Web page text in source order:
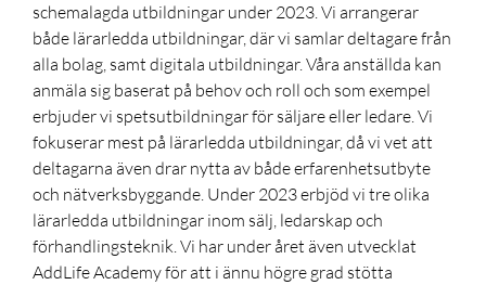
schemalagda utbildningar under 2023. Vi arrangerar
både lärarledda utbildningar, där vi samlar deltagare från
alla bolag, samt digitala utbildningar. Våra anställda kan
anmäla sig baserat på behov och roll och som exempel
erbjuder vi spetsutbildningar för säljare eller ledare. Vi
fokuserar mest på lärarledda utbildningar, då vi vet att
deltagarna även drar nytta av både erfarenhetsutbyte
och nätverksbyggande. Under 2023 erbjöd vi tre olika
lärarledda utbildningar inom sälj, ledarskap och
förhandlingsteknik. Vi har under året även utvecklat
AddLife Academy för att i ännu högre grad stötta